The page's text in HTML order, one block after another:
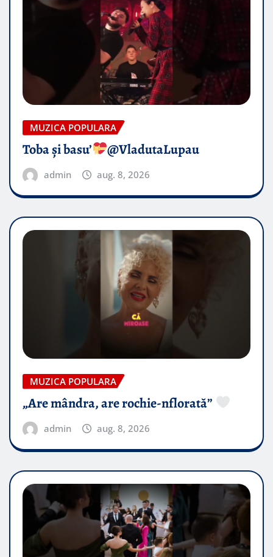
MUZICA POPULARA
Toba și basu’ @VladutaLupau
admin aug. 8, 2026
MUZICA POPULARA
„Are mândra, are rochie-nflorată”
admin aug. 8, 2026